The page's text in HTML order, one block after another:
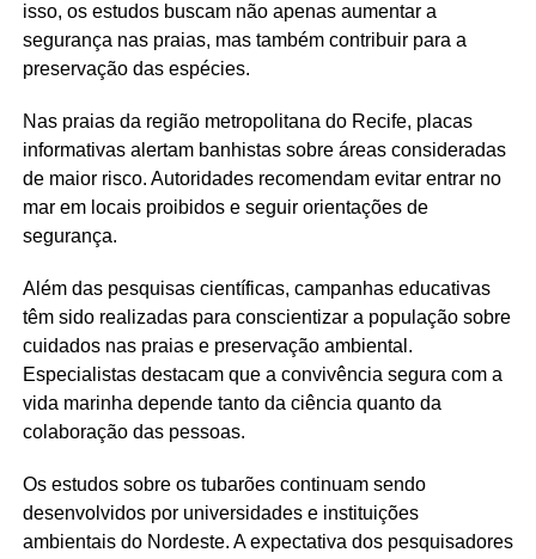
isso, os estudos buscam não apenas aumentar a
segurança nas praias, mas também contribuir para a
preservação das espécies.
Nas praias da região metropolitana do Recife, placas
informativas alertam banhistas sobre áreas consideradas
de maior risco. Autoridades recomendam evitar entrar no
mar em locais proibidos e seguir orientações de
segurança.
Além das pesquisas científicas, campanhas educativas
têm sido realizadas para conscientizar a população sobre
cuidados nas praias e preservação ambiental.
Especialistas destacam que a convivência segura com a
vida marinha depende tanto da ciência quanto da
colaboração das pessoas.
Os estudos sobre os tubarões continuam sendo
desenvolvidos por universidades e instituições
ambientais do Nordeste. A expectativa dos pesquisadores